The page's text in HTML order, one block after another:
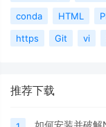
conda
HTML
https
Git vi
推荐下载
如何安装并破